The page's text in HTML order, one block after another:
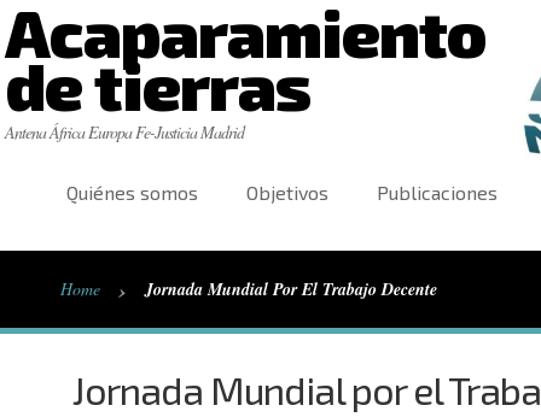
Acaparamiento
de tierras
Antena África Europa Fe-Justicia Madrid
Quiénes somos Objetivos Publicaciones
Home › Jornada Mundial Por El Trabajo Decente
Jornada Mundial por el